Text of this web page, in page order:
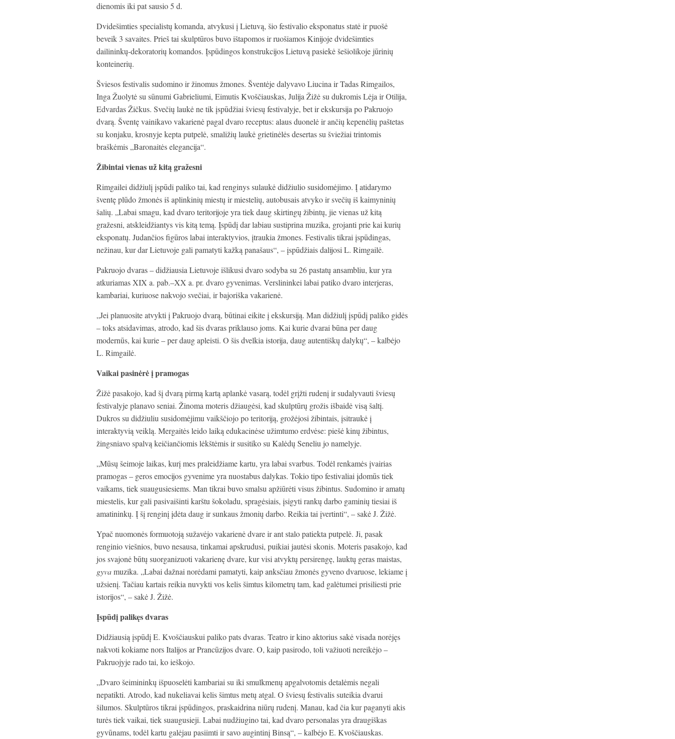
dienomis iki pat sausio 5 d.
Dvidešimties specialistų komanda, atvykusi į Lietuvą, šio festivalio eksponatus statė ir puošė
beveik 3 savaites. Prieš tai skulptūros buvo ištapomos ir ruošiamos Kinijoje dvidešimties
dailininkų-dekoratorių komandos. Įspūdingos konstrukcijos Lietuvą pasiekė šešiolikoje jūrinių
konteinerių.
Šviesos festivalis sudomino ir žinomus žmones. Šventėje dalyvavo Liucina ir Tadas Rimgailos,
Inga Žuolytė su sūnumi Gabrieliumi, Eimutis Kvoščiauskas, Julija Žižė su dukromis Lėja ir Otilija,
Edvardas Žičkus. Svečių laukė ne tik įspūdžiai šviesų festivalyje, bet ir ekskursija po Pakruojo
dvarą. Šventę vainikavo vakarienė pagal dvaro receptus: alaus duonelė ir ančių kepenėlių paštetas
su konjaku, krosnyje kepta putpelė, smaližių laukė grietinėlės desertas su šviežiai trintomis
braškėmis „Baronaitės elegancija“.
Žibintai vienas už kitą gražesni
Rimgailei didžiulį įspūdi paliko tai, kad renginys sulaukė didžiulio susidomėjimo. Į atidarymo
šventę plūdo žmonės iš aplinkinių miestų ir miestelių, autobusais atvyko ir svečių iš kaimyninių
šalių. „Labai smagu, kad dvaro teritorijoje yra tiek daug skirtingų žibintų, jie vienas už kitą
gražesni, atskleidžiantys vis kitą temą. Įspūdį dar labiau sustiprina muzika, grojanti prie kai kurių
eksponatų. Judančios figūros labai interaktyvios, įtraukia žmones. Festivalis tikrai įspūdingas,
nežinau, kur dar Lietuvoje gali pamatyti kažką panašaus“, – įspūdžiais dalijosi L. Rimgailė.
Pakruojo dvaras – didžiausia Lietuvoje išlikusi dvaro sodyba su 26 pastatų ansambliu, kur yra
atkuriamas XIX a. pab.–XX a. pr. dvaro gyvenimas. Verslininkei labai patiko dvaro interjeras,
kambariai, kuriuose nakvojo svečiai, ir bajoriška vakarienė.
„Jei planuosite atvykti į Pakruojo dvarą, būtinai eikite į ekskursiją. Man didžiulį įspūdį paliko gidės
– toks atsidavimas, atrodo, kad šis dvaras priklauso joms. Kai kurie dvarai būna per daug
modernūs, kai kurie – per daug apleisti. O šis dvelkia istorija, daug autentiškų dalykų“, – kalbėjo
L. Rimgailė.
Vaikai pasinėrė į pramogas
Žižė pasakojo, kad šį dvarą pirmą kartą aplankė vasarą, todėl grįžti rudenį ir sudalyvauti šviesų
festivalyje planavo seniai. Žinoma moteris džiaugėsi, kad skulptūrų grožis išbaidė visą šaltį.
Dukros su didžiuliu susidomėjimu vaikščiojo po teritoriją, grožėjosi žibintais, įsitraukė į
interaktyvią veiklą. Mergaitės leido laiką edukacinėse užimtumo erdvėse: piešė kinų žibintus,
žingsniavo spalvą keičiančiomis lėkštėmis ir susitiko su Kalėdų Seneliu jo namelyje.
„Mūsų šeimoje laikas, kurį mes praleidžiame kartu, yra labai svarbus. Todėl renkamės įvairias
pramogas – geros emocijos gyvenime yra nuostabus dalykas. Tokio tipo festivaliai įdomūs tiek
vaikams, tiek suaugusiesiems. Man tikrai buvo smalsu apžiūrėti visus žibintus. Sudomino ir amatų
miestelis, kur gali pasivaišinti karštu šokoladu, spragėsiais, įsigyti rankų darbo gaminių tiesiai iš
amatininkų. Į šį renginį įdėta daug ir sunkaus žmonių darbo. Reikia tai įvertinti“, – sakė J. Žižė.
Ypač nuomonės formuotoją sužavėjo vakarienė dvare ir ant stalo patiekta putpelė. Ji, pasak
renginio viešnios, buvo nesausa, tinkamai apskrudusi, puikiai jautėsi skonis. Moteris pasakojo, kad
jos svajonė būtų suorganizuoti vakarienę dvare, kur visi atvyktų persirengę, lauktų geras maistas,
gyvamuzika. „Labai dažnai norėdami pamatyti, kaip anksčiau žmonės gyveno dvaruose, lekiame į
užsienį. Tačiau kartais reikia nuvykti vos kelis šimtus kilometrų tam, kad galėtumei prisiliesti prie
istorijos“, – sakė J. Žižė.
Įspūdį palikęs dvaras
Didžiausią įspūdį E. Kvoščiauskui paliko pats dvaras. Teatro ir kino aktorius sakė visada norėjęs
nakvoti kokiame nors Italijos ar Prancūzijos dvare. O, kaip pasirodo, toli važiuoti nereikėjo –
Pakruojyje rado tai, ko ieškojo.
„Dvaro šeimininkų išpuoselėti kambariai su iki smulkmenų apgalvotomis detalėmis negali
nepatikti. Atrodo, kad nukeliavai kelis šimtus metų atgal. O šviesų festivalis suteikia dvarui
šilumos. Skulptūros tikrai įspūdingos, praskaidrina niūrų rudenį. Manau, kad čia kur paganyti akis
turės tiek vaikai, tiek suaugusieji. Labai nudžiugino tai, kad dvaro personalas yra draugiškas
gyvūnams, todėl kartu galėjau pasiimti ir savo augintinį Binsą“, – kalbėjo E. Kvoščiauskas.